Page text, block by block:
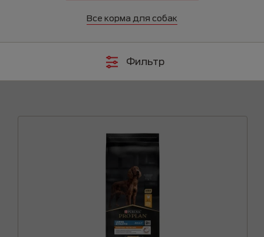
Все корма для собак
Фильтр